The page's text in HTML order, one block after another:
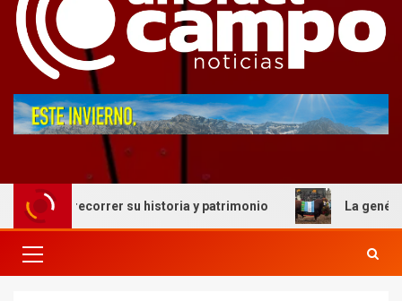
historia y patrimonio La genética cordobesa hizo